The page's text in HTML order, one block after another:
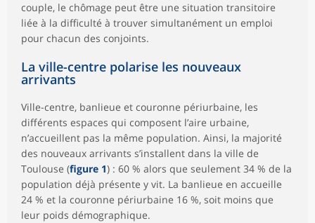
couple, le chômage peut être une situation transitoire
liée à la difficulté à trouver simultanément un emploi
pour chacun des conjoints.
La ville-centre polarise les nouveaux
arrivants
Ville-centre, banlieue et couronne périurbaine, les
différents espaces qui composent l’aire urbaine,
n’accueillent pas la même population. Ainsi, la majorité
des nouveaux arrivants s’installent dans la ville de
Toulouse (figure 1) : 60 % alors que seulement 34 % de la
population déjà présente y vit. La banlieue en accueille
24 % et la couronne périurbaine 16 %, soit moins que
leur poids démographique.